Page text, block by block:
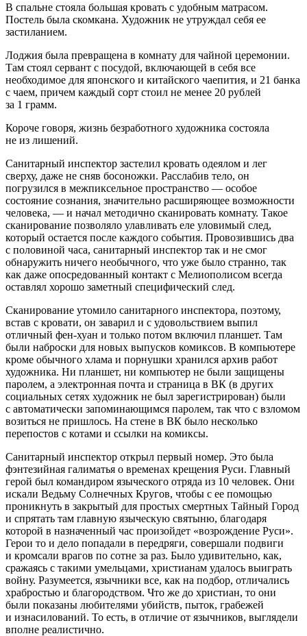
В спальне стояла большая кровать с удобным матрасом.
Постель была скомкана. Художник не утруждал себя ее
застиланием.
Лоджия была превращена в комнату для чайной церемонии.
Там стоял сервант с посудой, включающей в себя все
необходимое для японского и китайского чаепития, и 21 банка
с чаем, причем каждый сорт стоил не менее 20 рублей
за 1 грамм.
Короче говоря, жизнь безработного художника состояла
не из лишений.
Санитарный инспектор застелил кровать одеялом и лег
сверху, даже не сняв босоножки. Расслабив тело, он
погрузился в межпиксельное пространство — особое
состояние сознания, значительно расширяющее возможности
человека, — и начал методично сканировать комнату. Такое
сканирование позволяло улавливать еле уловимый след,
который остается после каждого события. Провозившись два
с половиной часа, санитарный инспектор так и не смог
обнаружить ничего необычного, что уже было странно, так
как даже опосредованный контакт с Мелиополисом всегда
оставлял хорошо заметный специфический след.
Сканирование утомило санитарного инспектора, поэтому,
встав с кровати, он заварил и с удовольствием выпил
отличный фен-хуан и только потом включил планшет. Там
были наброски для новых выпусков комиксов. В компьютере
кроме обычного хлама и порнушки хранился архив работ
художника. Ни планшет, ни компьютер не были защищены
паролем, а электронная почта и страница в ВК (в других
социальных сетях художник не был зарегистрирован) были
с автоматически запоминающимся паролем, так что с взломом
возиться не пришлось. На стене в ВК было несколько
перепостов с котами и ссылки на комиксы.
Санитарный инспектор открыл первый номер. Это была
фэнтезийная галиматья о временах крещения Руси. Главный
герой был командиром языческого отряда из 10 человек. Они
искали Ведьму Солнечных Кругов, чтобы с ее помощью
проникнуть в закрытый для простых смертных Тайный Город
и спрятать там главную языческую святыню, благодаря
которой в назначенный час произойдет «возрождение Руси».
Герои то и дело попадали в передряги, совершали подвиги
и кромсали врагов по сотне за раз. Было удивительно, как,
сражаясь с такими умельцами, христианам удалось выиграть
войну. Разумеется, язычники все, как на подбор, отличались
храбростью и благородством. Что же до христиан, то они
были показаны любителями убийств, пыток, грабежей
и изнасилований. То есть, в отличие от язычников, выглядели
вполне реалистично.